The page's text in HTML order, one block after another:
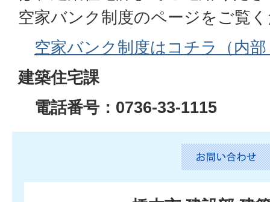
空家バンク制度のページをご覧
空家バンク制度はコチラ（内
建築住宅課
電話番号：0736-33-1115